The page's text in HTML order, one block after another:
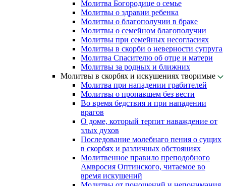
Молитва Богородице о семье
Молитвы о здравии ребенка
Молитвы о благополучии в браке
Молитвы о семейном благополучии
Молитвы при семейных несогласиях
Молитвы в скорби о неверности супруга
Молитва Спасителю об отце и матери
Молитвы за родных и ближних
Молитвы в скорбях и искушениях творимые
Молитва при нападении грабителей
Молитвы о пропавшем без вести
Во время бедствия и при нападении
врагов
О доме, который терпит наваждение от
злых духов
Последование молебнаго пения о сущих
в скорбях и различных обстояниях
Молитвенное правило преподобного
Амвросия Оптинского, читаемое во
время искушений